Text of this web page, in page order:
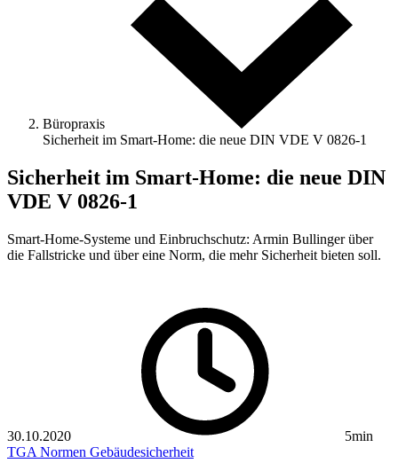
Büropraxis
Sicherheit im Smart-Home: die neue DIN VDE V 0826-1
Sicherheit im Smart-Home: die neue DIN
VDE V 0826-1
Smart-Home-Systeme und Einbruchschutz: Armin Bullinger über
die Fallstricke und über eine Norm, die mehr Sicherheit bieten soll.
30.10.2020
5min
TGA Normen Gebäudesicherheit